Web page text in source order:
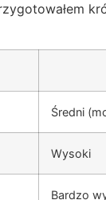
Średni
Wysoki
Bardzo